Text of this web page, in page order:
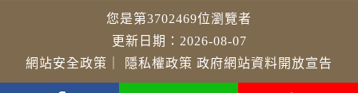
您是第3702469位瀏覽者
更新日期：2026-08-07
網站安全政策
隱私權政策 政府網站資料開放宣告